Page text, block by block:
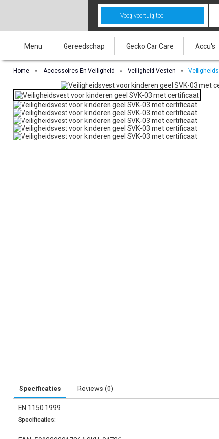
Voeg voertuig toe
Menu Gereedschap Gecko Car Care Accu's
Home » Accessoires En Veiligheid » Veiligheid Vesten »
Specificaties Reviews (0)
EN 1150:1999
Specificaties: